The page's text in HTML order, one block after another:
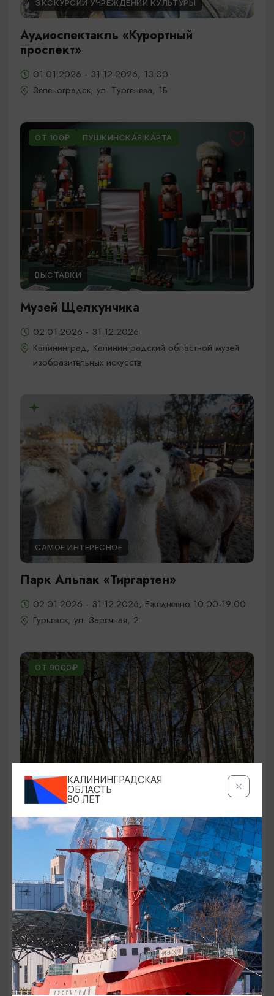
ЭКСКУРСИИ УЧРЕЖДЕНИЙ КУЛЬТУРЫ
Аудиоспектакль «Курортный
проспект»
01.01.2026 - 31.12.2026, 13:00
Зеленоградск, ул. Тургенева, 1Б
ОТ 100₽ ПУШКИНСКАЯ КАРТА
ВЫСТАВКИ
Музей Щелкунчика
02.01.2026 - 31.12.2026
Калининград, Калининградский областной музей
изобразительных искусств
САМОЕ ИНТЕРЕСНОЕ
Парк Альпак «Тиргартен»
02.01.2026 - 31.12.2026, Ежедневно 10:00-19:00
Гурьевск, ул. Заречная, 2
ОТ 9000₽
ЭКСКУРСИИ УЧРЕЖДЕНИЙ КУЛЬТУРЫ
Аудиоспектакль «Истории Куршской
косы»
01.02.2026 - 31.12.2026, 13:00
Куршская коса
ОТ 2500₽
КАЛИНИНГРАДСКАЯ
ОБЛАСТЬ
80 ЛЕТ